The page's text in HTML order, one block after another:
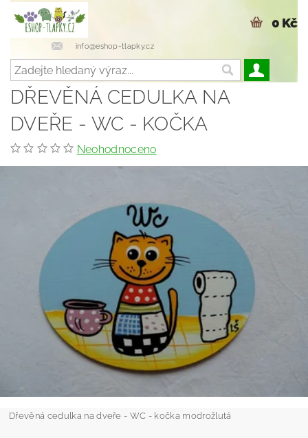
info@eshop-tlapky.cz
0 Kč
DŘEVĚNÁ CEDULKA NA
DVEŘE - WC - KOČKA
Neohodnoceno
Dřevěná cedulka na dveře - WC - kočka modrožlutá